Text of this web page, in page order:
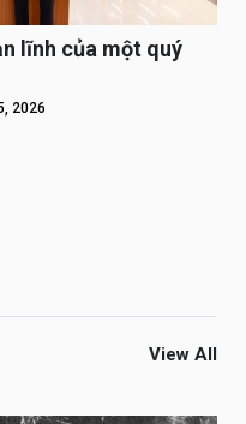
lĩnh của một quý
2026
View All